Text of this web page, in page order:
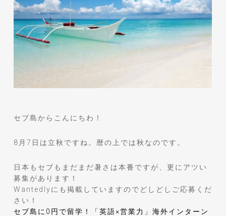
セブ島からこんにちわ！
8月7日は立秋ですね。暦の上では秋なのです。
日本もセブもまだまだ暑さは本番ですが、更にアツい
募集があります！
Wantedlyにも掲載していますのでどしどしご応募くだ
さい！
セブ島に0円で留学！「英語×営業力」海外インターン